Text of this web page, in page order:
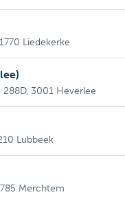
Liedekerke
288D, 3001 Heverlee
Lubbeek
Merchtem